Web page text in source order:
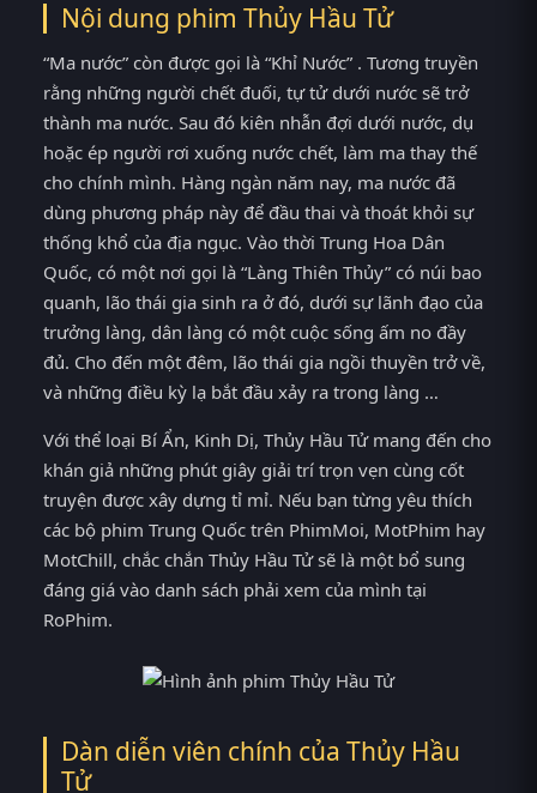
Nội dung phim Thủy Hầu Tử
“Ma nước” còn được gọi là “Khỉ Nước” . Tương truyền
rằng những người chết đuối, tự tử dưới nước sẽ trở
thành ma nước. Sau đó kiên nhẫn đợi dưới nước, dụ
hoặc ép người rơi xuống nước chết, làm ma thay thế
cho chính mình. Hàng ngàn năm nay, ma nước đã
dùng phương pháp này để đầu thai và thoát khỏi sự
thống khổ của địa ngục. Vào thời Trung Hoa Dân
Quốc, có một nơi gọi là “Làng Thiên Thủy” có núi bao
quanh, lão thái gia sinh ra ở đó, dưới sự lãnh đạo của
trưởng làng, dân làng có một cuộc sống ấm no đầy
đủ. Cho đến một đêm, lão thái gia ngồi thuyền trở về,
và những điều kỳ lạ bắt đầu xảy ra trong làng …
Với thể loại Bí Ẩn, Kinh Dị, Thủy Hầu Tử mang đến cho
khán giả những phút giây giải trí trọn vẹn cùng cốt
truyện được xây dựng tỉ mỉ. Nếu bạn từng yêu thích
các bộ phim Trung Quốc trên PhimMoi, MotPhim hay
MotChill, chắc chắn Thủy Hầu Tử sẽ là một bổ sung
đáng giá vào danh sách phải xem của mình tại
RoPhim.
Dàn diễn viên chính của Thủy Hầu
Tử